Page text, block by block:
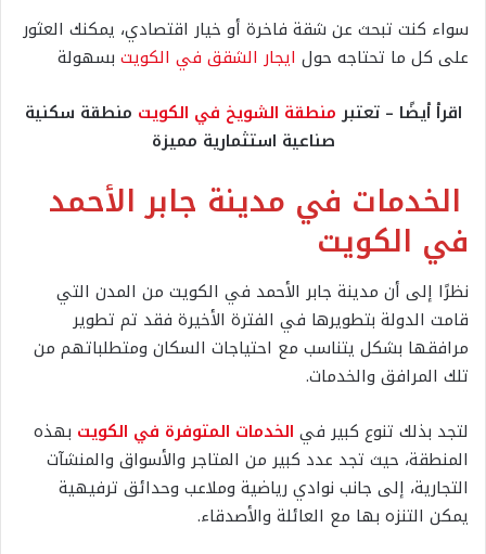
سواء كنت تبحث عن شقة فاخرة أو خيار اقتصادي، يمكنك العثور
على كل ما تحتاجه حول ايجار الشقق في الكويت بسهولة
اقرأ أيضًا – تعتبرمنطقة الشويخ في الكويت منطقة سكنية
صناعية استثمارية مميزة
الخدمات في مدينة جابر الأحمد
في الكويت
نظرًا إلى أن مدينة جابر الأحمد في الكويت من المدن التي
قامت الدولة بتطويرها في الفترة الأخيرة فقد تم تطوير
مرافقها بشكل يتناسب مع احتياجات السكان ومتطلباتهم من
تلك المرافق والخدمات.
لتجد بذلك تنوع كبير في الخدمات المتوفرة في الكويت بهذه
المنطقة، حيث تجد عدد كبير من المتاجر والأسواق والمنشآت
التجارية، إلى جانب نوادي رياضية وملاعب وحدائق ترفيهية
يمكن التنزه بها مع العائلة والأصدقاء.